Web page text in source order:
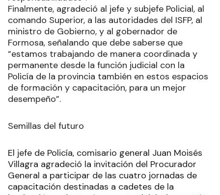
Finalmente, agradeció al jefe y subjefe Policial, al
comando Superior, a las autoridades del ISFP, al
ministro de Gobierno, y al gobernador de
Formosa, señalando que debe saberse que
“estamos trabajando de manera coordinada y
permanente desde la función judicial con la
Policía de la provincia también en estos espacios
de formación y capacitación, para un mejor
desempeño”.
Semillas del futuro
El jefe de Policía, comisario general Juan Moisés
Villagra agradeció la invitación del Procurador
General a participar de las cuatro jornadas de
capacitación destinadas a cadetes de la